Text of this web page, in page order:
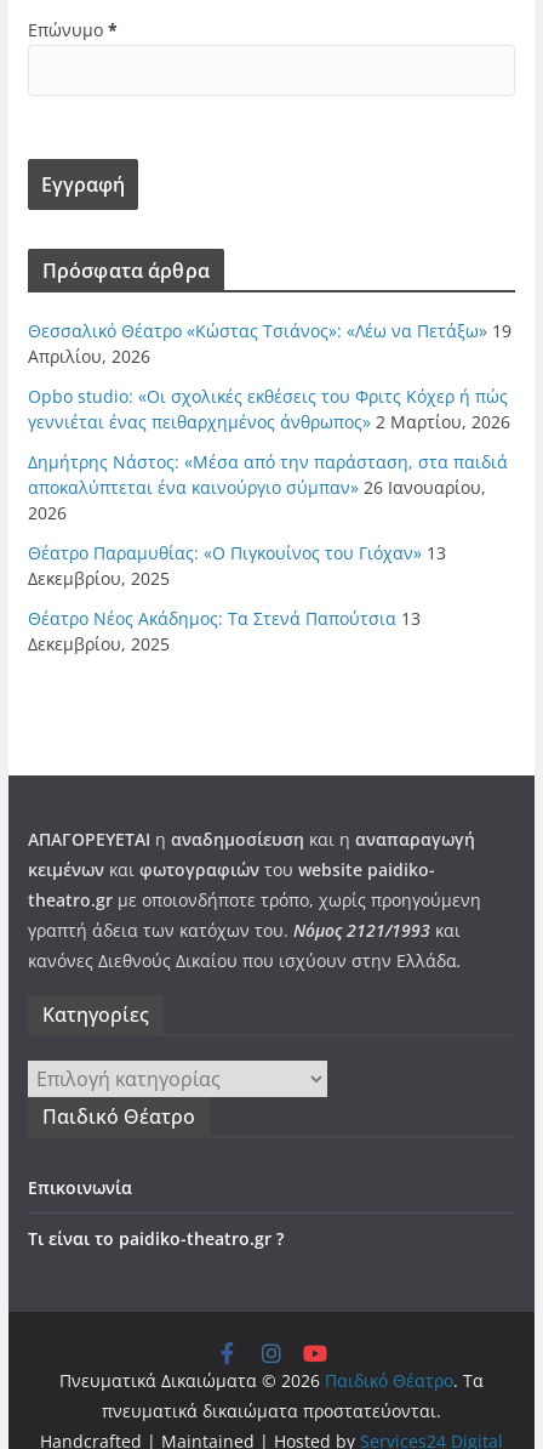
Επώνυμο *
Πρόσφατα άρθρα
Θεσσαλικό Θέατρο «Κώστας Τσιάνος»: «Λέω να Πετάξω» 19
Απριλίου, 2026
Opbo studio: «Οι σχολικές εκθέσεις του Φριτς Κόχερ ή πώς
γεννιέται ένας πειθαρχημένος άνθρωπος» 2 Μαρτίου, 2026
Δημήτρης Νάστος: «Μέσα από την παράσταση, στα παιδιά
αποκαλύπτεται ένα καινούργιο σύμπαν» 26 Ιανουαρίου,
2026
Θέατρο Παραμυθίας: «Ο Πιγκουίνος του Γιόχαν» 13
Δεκεμβρίου, 2025
Θέατρο Νέος Ακάδημος: Τα Στενά Παπούτσια 13
Δεκεμβρίου, 2025
ΑΠΑΓΟΡΕΥΕΤΑΙ η αναδημοσίευση και η αναπαραγωγή
κειμένωνκαι φωτογραφιώντου website paidiko-
theatro.grμε οποιονδήποτε τρόπο, χωρίς προηγούμενη
γραπτή άδεια των κατόχων του. Νόμος 2121/1993και
κανόνες Διεθνούς Δικαίου που ισχύουν στην Ελλάδα.
Kατηγορίες
Kατηγορίες
Παιδικό Θέατρο
Επικοινωνία
Τι είναι το paidiko-theatro.gr ?
Πνευματικά Δικαιώματα © 2026 Παιδικό Θέατρο. Τα
πνευματικά δικαιώματα προστατεύονται.
Handcrafted | Maintained | Hosted by Services24 Digital